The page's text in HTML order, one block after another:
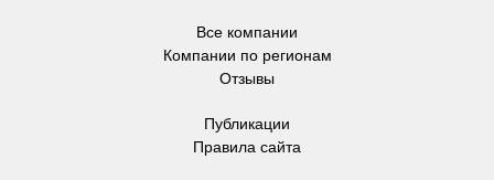
Все компании
Компании по регионам
Отзывы
Публикации
Правила сайта